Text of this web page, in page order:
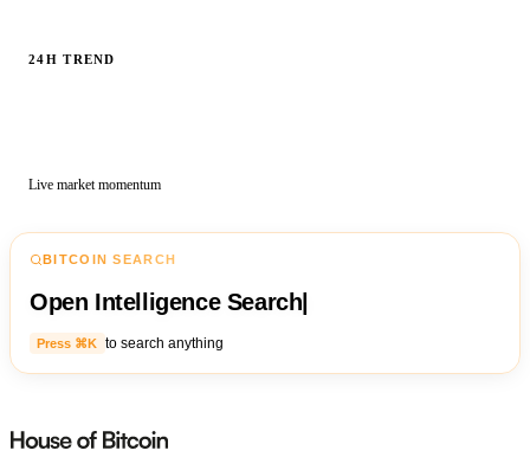
24H TREND
Live market momentum
BITCOIN SEARCH
Open Intelligence Search|
Press ⌘K to search anything